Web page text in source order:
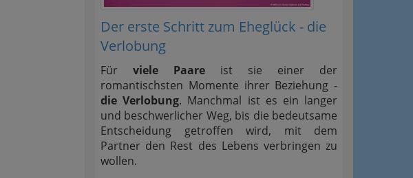
Der erste Schritt zum Eheglück - die
Verlobung
Für viele Paare ist sie einer der
romantischsten Momente ihrer Beziehung -
die Verlobung. Manchmal ist es ein langer
und beschwerlicher Weg, bis die bedeutsame
Entscheidung getroffen wird, mit dem
Partner den Rest des Lebens verbringen zu
wollen.